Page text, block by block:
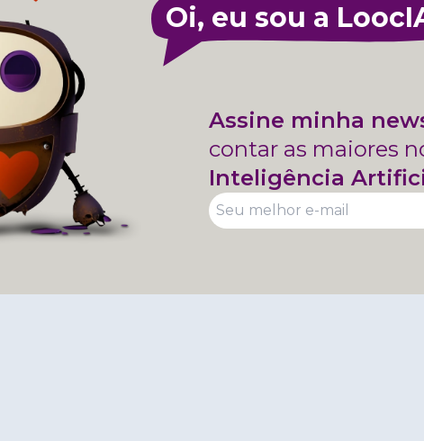
Oi, eu sou a
Assine minha
contar as maiores
Inteligência